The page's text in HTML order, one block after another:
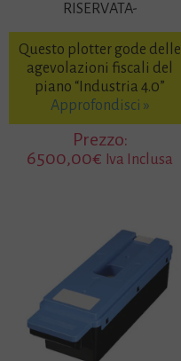
RISERVATA-
Questo plotter gode delle
agevolazioni fiscali del
piano “Industria 4.0”
Approfondisci »
Prezzo:
6500,00€ Iva Inclusa